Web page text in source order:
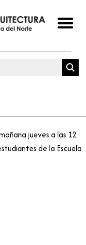
jueves a las 12
de la Escuela